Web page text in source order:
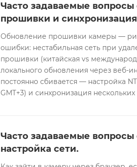
Часто задаваемые
прошивки и
Обновление прошивки камеры —
ошибки: нестабильная сеть при
прошивки (китайская vs
локального обновления через веб-
постоянно сбивается — настройка
GMT+3) и синхронизация
Часто задаваемые
настройка сети.